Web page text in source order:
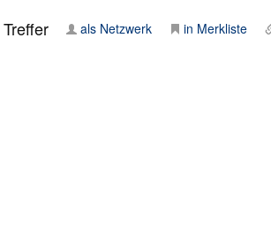
Treffer als Netzwerk in Merkliste